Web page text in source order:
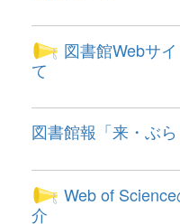
図書館Webサ
て
図書館報「来・ぶ
Web of
介